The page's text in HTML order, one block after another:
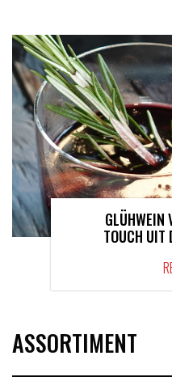
GLÜHWEIN
TOUCH UIT
ASSORTIMENT